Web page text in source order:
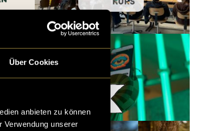
Über Cookies
anbieten zu können
Verwendung unserer